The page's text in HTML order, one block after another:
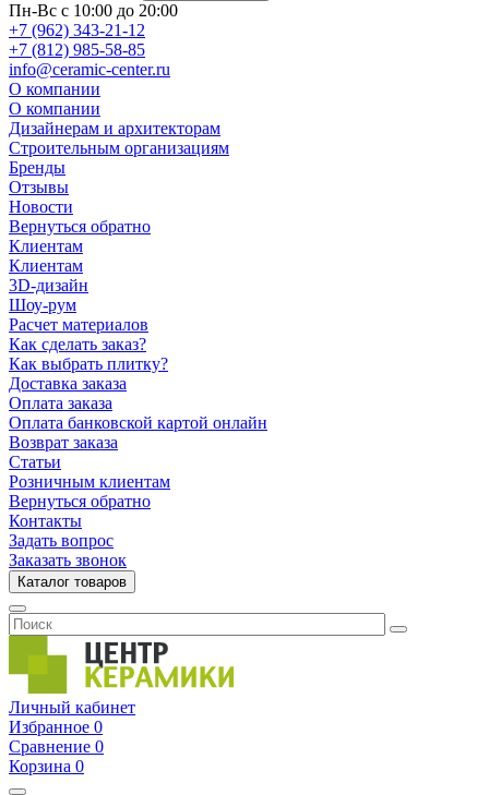
Пн-Вс с 10:00 до 20:00
+7 (962) 343-21-12
+7 (812) 985-58-85
info@ceramic-center.ru
О компании
О компании
Дизайнерам и архитекторам
Строительным организациям
Бренды
Отзывы
Новости
Вернуться обратно
Клиентам
Клиентам
3D-дизайн
Шоу-рум
Расчет материалов
Как сделать заказ?
Как выбрать плитку?
Доставка заказа
Оплата заказа
Оплата банковской картой онлайн
Возврат заказа
Статьи
Розничным клиентам
Вернуться обратно
Контакты
Задать вопрос
Заказать звонок
Каталог товаров
Личный кабинет
Избранное 0
Сравнение 0
Корзина 0